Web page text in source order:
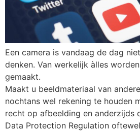
Een camera is vandaag de dag
denken. Van werkelijk àlles
gemaakt.
Maakt u beeldmateriaal van
nochtans wel rekening te houden
recht op afbeelding en anderzijds
Data Protection Regulation